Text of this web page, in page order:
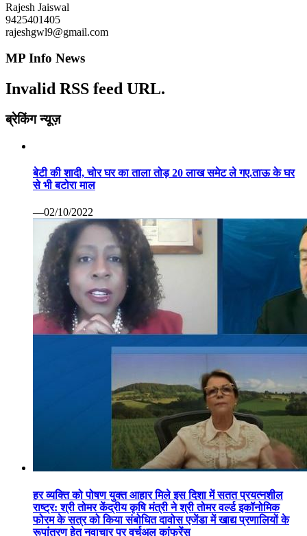
Rajesh Jaiswal
9425401405
rajeshgwl9@gmail.com
MP Info News
Invalid RSS feed URL.
ब्रेकिंग न्यूज़
बेटी की शादी, चोर घर का ताला तोड़ 20 लाख समेट ले गए.ताऊ के घर
से भी बटोरा माल
—02/10/2022
हर व्यक्ति को पोषण युक्त आहार मिले इस दिशा में सतत प्रयत्नशील
राष्ट्र: श्री तोमर केंद्रीय कृषि मंत्री ने श्री तोमर वर्ल्ड इकॉनोमिक
फोरम के सत्र को किया संबोधित दावोस एजेंडा में खाद्य प्रणालियों के
रूपांतरण हेतु नवाचार पर वर्चुअल कांफ्रेंस